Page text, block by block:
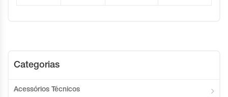
Categorias
Acessórios Técnicos